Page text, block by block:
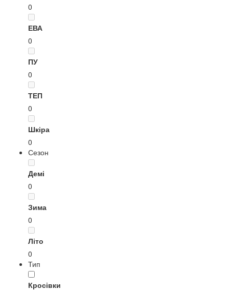
0
ЕВА
0
ПУ
0
ТЕП
0
Шкіра
0
Сезон
Демі
0
Зима
0
Літо
0
Тип
Кросівки